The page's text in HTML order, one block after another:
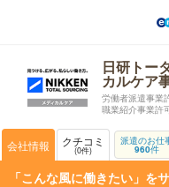
日研トー
カルケア
労働者派遣事業
職業紹介事業許
会社情報 クチコミ
0件
派遣のお仕
960件
「こんな風に働きたい」を